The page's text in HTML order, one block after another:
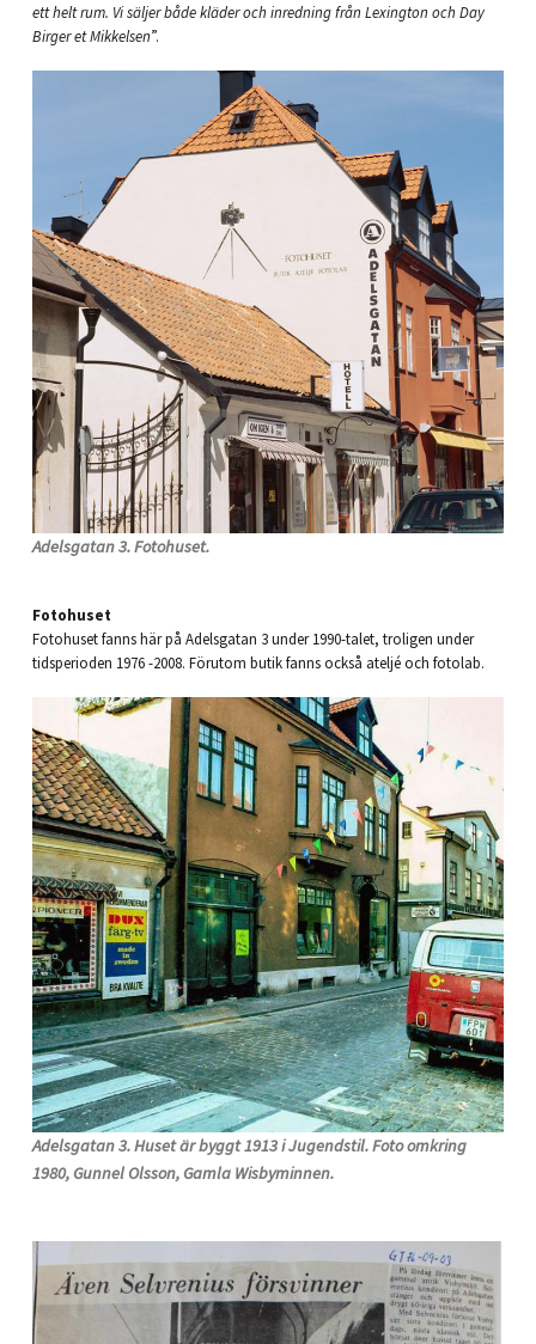
ett helt rum. Vi säljer både kläder och inredning från Lexington och Day
Birger et Mikkelsen”.
Adelsgatan 3. Fotohuset.
Fotohuset
Fotohuset fanns här på Adelsgatan 3 under 1990-talet, troligen under
tidsperioden 1976 -2008. Förutom butik fanns också ateljé och fotolab.
Adelsgatan 3. Huset är byggt 1913 i Jugendstil. Foto omkring
1980, Gunnel Olsson, Gamla Wisbyminnen.